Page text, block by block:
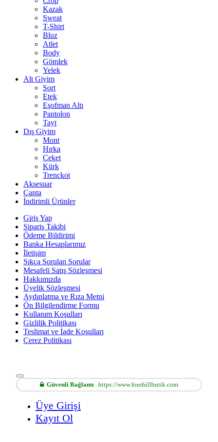
Kazak
Sweat
T-Shirt
Bluz
Atlet
Body
Gömlek
Yelek
Alt Giyim
Şort
Etek
Eşofman Altı
Pantolon
Tayt
Dış Giyim
Mont
Hırka
Ceket
Kürk
Trençkot
Aksesuar
Çanta
İndirimli Ürünler
Giriş Yap
Sipariş Takibi
Ödeme Bildirimi
Banka Hesaplarımız
İletişim
Sıkça Sorulan Sorular
Mesafeli Satış Sözleşmesi
Hakkımızda
Üyelik Sözleşmesi
Aydınlatma ve Rıza Metni
Ön Bilgilendirme Formu
Kullanım Koşulları
Gizlilik Politikası
Teslimat ve İade Koşulları
Çerez Politikası
Güvenli Bağlantı https://www.fourhillbutik.com
Üye Girişi
Kayıt Ol